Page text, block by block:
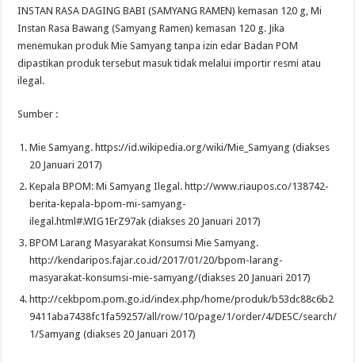
INSTAN RASA DAGING BABI (SAMYANG RAMEN) kemasan 120 g, Mi
Instan Rasa Bawang (Samyang Ramen) kemasan 120 g. Jika
menemukan produk Mie Samyang tanpa izin edar Badan POM
dipastikan produk tersebut masuk tidak melalui importir resmi atau
ilegal.
Sumber :
Mie Samyang. https://id.wikipedia.org/wiki/Mie_Samyang (diakses
20 Januari 2017)
Kepala BPOM: Mi Samyang Ilegal. http://www.riaupos.co/138742-
berita-kepala-bpom-mi-samyang-
ilegal.html#.WIG1ErZ97ak (diakses 20 Januari 2017)
BPOM Larang Masyarakat Konsumsi Mie Samyang.
http://kendaripos.fajar.co.id/2017/01/20/bpom-larang-
masyarakat-konsumsi-mie-samyang/(diakses 20 Januari 2017)
http://cekbpom.pom.go.id/index.php/home/produk/b53dc88c6b2
9411aba7438fc1fa59257/all/row/10/page/1/order/4/DESC/search/
1/Samyang (diakses 20 Januari 2017)